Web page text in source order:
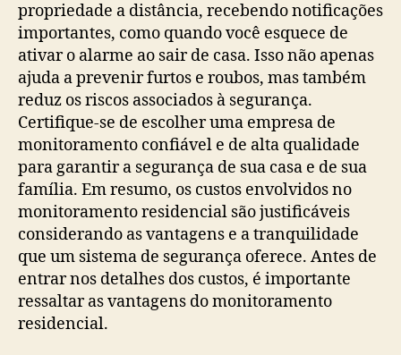
propriedade a distância, recebendo notificações
importantes, como quando você esquece de
ativar o alarme ao sair de casa. Isso não apenas
ajuda a prevenir furtos e roubos, mas também
reduz os riscos associados à segurança.
Certifique-se de escolher uma empresa de
monitoramento confiável e de alta qualidade
para garantir a segurança de sua casa e de sua
família. Em resumo, os custos envolvidos no
monitoramento residencial são justificáveis
considerando as vantagens e a tranquilidade
que um sistema de segurança oferece. Antes de
entrar nos detalhes dos custos, é importante
ressaltar as vantagens do monitoramento
residencial.